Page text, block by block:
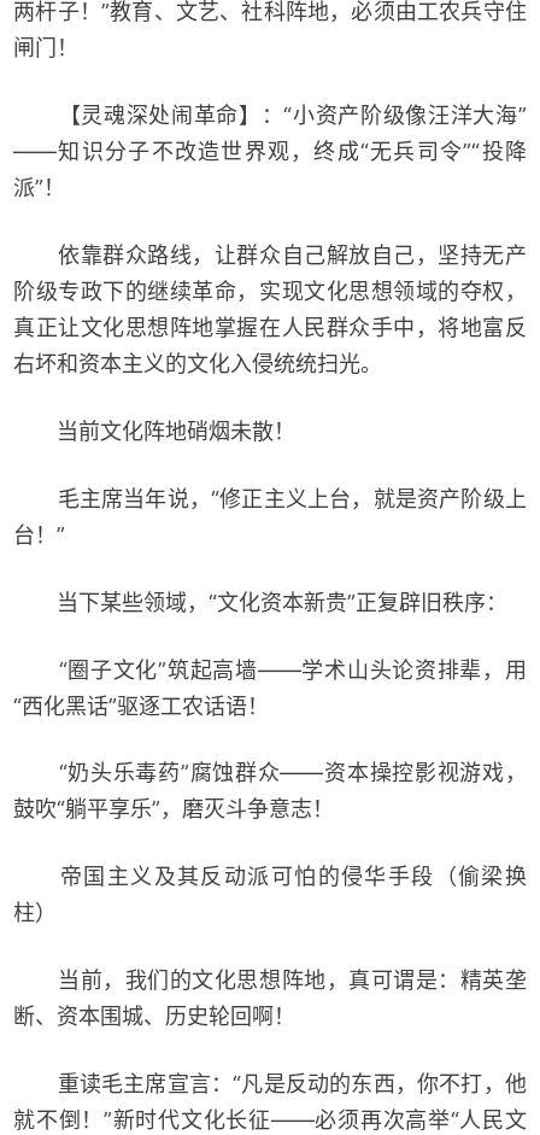
两杆子！”教育、文艺、社科阵地，必须由工农兵守住
闸门！
【灵魂深处闹革命】：“小资产阶级像汪洋大海”
——知识分子不改造世界观，终成“无兵司令”“投降
派”！
依靠群众路线，让群众自己解放自己，坚持无产
阶级专政下的继续革命，实现文化思想领域的夺权，
真正让文化思想阵地掌握在人民群众手中，将地富反
右坏和资本主义的文化入侵统统扫光。
当前文化阵地硝烟未散！
毛主席当年说，“修正主义上台，就是资产阶级上
台！”
当下某些领域，“文化资本新贵”正复辟旧秩序：
“圈子文化”筑起高墙——学术山头论资排辈，用
“西化黑话”驱逐工农话语！
“奶头乐毒药”腐蚀群众——资本操控影视游戏，
鼓吹“躺平享乐”，磨灭斗争意志！
帝国主义及其反动派可怕的侵华手段（偷梁换
柱）
当前，我们的文化思想阵地，真可谓是：精英垄
断、资本围城、历史轮回啊！
重读毛主席宣言：“凡是反动的东西，你不打，他
就不倒！”新时代文化长征——必须再次高举“人民文